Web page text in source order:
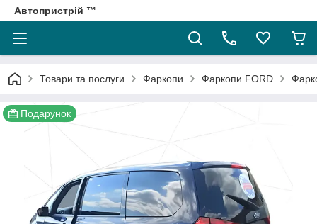
Автопристрій ™
Товари та послуги Фаркопи Фаркопи FORD
Подарунок